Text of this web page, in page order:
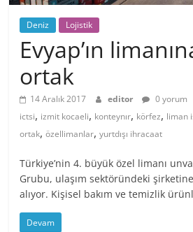
Deniz Lojistik
Evyap’ın
ortak
14 Aralık 2017 editor 0 yorum
ictsi, izmit kocaeli, konteynır, körfez, liman
ortak,özellimanlar,yurtdışı ihracaat
Türkiye’nin 4. büyük özel limanı
Grubu, ulaşım sektöründeki
alıyor. Kişisel bakım ve temizlik
Devam